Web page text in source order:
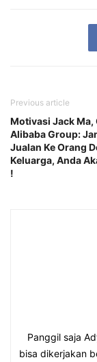
Previous article
Motivasi Jack Ma,
Alibaba Group:
Jualan Ke Orang
Keluarga, Anda
!
Panggil saja
bisa dikerjakan